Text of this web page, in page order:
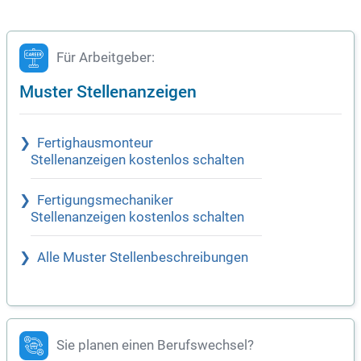
Für Arbeitgeber:
Muster Stellenanzeigen
Fertighausmonteur
Stellenanzeigen kostenlos schalten
Fertigungsmechaniker
Stellenanzeigen kostenlos schalten
Alle Muster Stellenbeschreibungen
Sie planen einen Berufswechsel?